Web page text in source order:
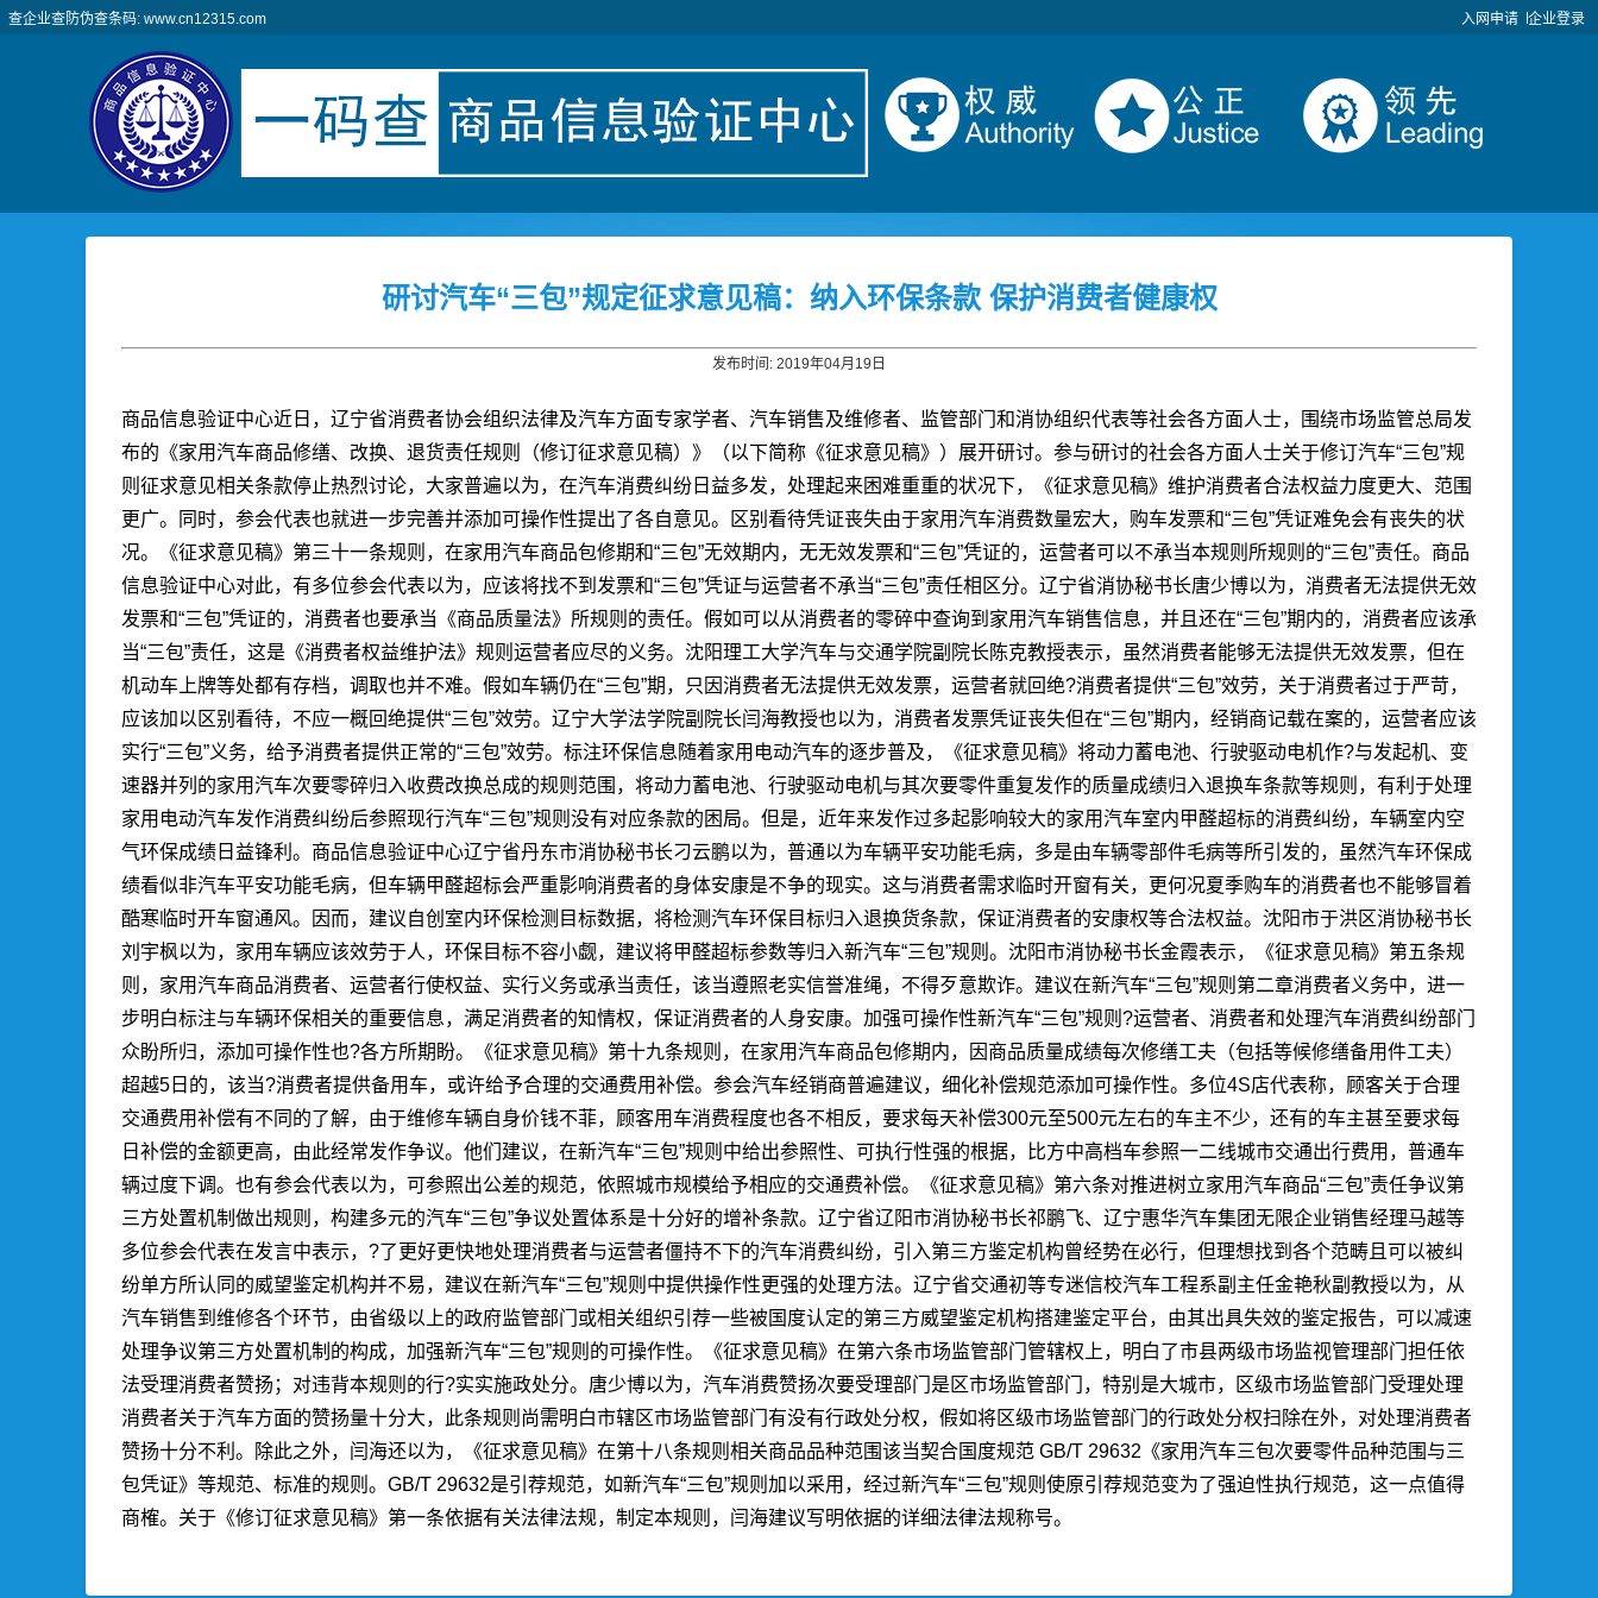
查企业查防伪查条码: www.cn12315.com 入网申请 企业登录
研讨汽车“三包”规定征求意见稿：纳入环保条款 保护消费者健康权
发布时间: 2019年04月19日
商品信息验证中心近日，辽宁省消费者协会组织法律及汽车方面专家学者、汽车销售及维修者、监管部门和消协组织代表等社会各方面人士，围绕市场监管总局发
布的《家用汽车商品修缮、改换、退货责任规则（修订征求意见稿）》（以下简称《征求意见稿》）展开研讨。参与研讨的社会各方面人士关于修订汽车“三包”规
则征求意见相关条款停止热烈讨论，大家普遍以为，在汽车消费纠纷日益多发，处理起来困难重重的状况下，《征求意见稿》维护消费者合法权益力度更大、范围
更广。同时，参会代表也就进一步完善并添加可操作性提出了各自意见。区别看待凭证丧失由于家用汽车消费数量宏大，购车发票和“三包”凭证难免会有丧失的状
况。《征求意见稿》第三十一条规则，在家用汽车商品包修期和“三包”无效期内，无无效发票和“三包”凭证的，运营者可以不承当本规则所规则的“三包”责任。 商品
信息验证中心对此，有多位参会代表以为，应该将找不到发票和“三包”凭证与运营者不承当“三包”责任相区分。辽宁省消协秘书长唐少博以为，消费者无法提供无效
发票和“三包”凭证的，消费者也要承当《商品质量法》所规则的责任。假如可以从消费者的零碎中查询到家用汽车销售信息，并且还在“三包”期内的，消费者应该承
当“三包”责任，这是《消费者权益维护法》规则运营者应尽的义务。沈阳理工大学汽车与交通学院副院长陈克教授表示，虽然消费者能够无法提供无效发票，但在
机动车上牌等处都有存档，调取也并不难。假如车辆仍在“三包”期，只因消费者无法提供无效发票，运营者就回绝?消费者提供“三包”效劳，关于消费者过于严苛，
应该加以区别看待，不应一概回绝提供“三包”效劳。辽宁大学法学院副院长闫海教授也以为，消费者发票凭证丧失但在“三包”期内，经销商记载在案的，运营者应该
实行“三包”义务，给予消费者提供正常的“三包”效劳。标注环保信息随着家用电动汽车的逐步普及，《征求意见稿》将动力蓄电池、行驶驱动电机作?与发起机、变
速器并列的家用汽车次要零碎归入收费改换总成的规则范围，将动力蓄电池、行驶驱动电机与其次要零件重复发作的质量成绩归入退换车条款等规则，有利于处理
家用电动汽车发作消费纠纷后参照现行汽车“三包”规则没有对应条款的困局。但是，近年来发作过多起影响较大的家用汽车室内甲醛超标的消费纠纷，车辆室内空
气环保成绩日益锋利。 商品信息验证中心辽宁省丹东市消协秘书长刁云鹏以为，普通以为车辆平安功能毛病，多是由车辆零部件毛病等所引发的，虽然汽车环保成
绩看似非汽车平安功能毛病，但车辆甲醛超标会严重影响消费者的身体安康是不争的现实。这与消费者需求临时开窗有关，更何况夏季购车的消费者也不能够冒着
酷寒临时开车窗通风。因而，建议自创室内环保检测目标数据，将检测汽车环保目标归入退换货条款，保证消费者的安康权等合法权益。沈阳市于洪区消协秘书长
刘宇枫以为，家用车辆应该效劳于人，环保目标不容小觑，建议将甲醛超标参数等归入新汽车“三包”规则。沈阳市消协秘书长金霞表示，《征求意见稿》第五条规
则，家用汽车商品消费者、运营者行使权益、实行义务或承当责任，该当遵照老实信誉准绳，不得歹意欺诈。建议在新汽车“三包”规则第二章消费者义务中，进一
步明白标注与车辆环保相关的重要信息，满足消费者的知情权，保证消费者的人身安康。加强可操作性新汽车“三包”规则?运营者、消费者和处理汽车消费纠纷部门
众盼所归，添加可操作性也?各方所期盼。《征求意见稿》第十九条规则，在家用汽车商品包修期内，因商品质量成绩每次修缮工夫（包括等候修缮备用件工夫）
超越5日的，该当?消费者提供备用车，或许给予合理的交通费用补偿。参会汽车经销商普遍建议，细化补偿规范添加可操作性。多位4S店代表称，顾客关于合理
交通费用补偿有不同的了解，由于维修车辆自身价钱不菲，顾客用车消费程度也各不相反，要求每天补偿300元至500元左右的车主不少，还有的车主甚至要求每
日补偿的金额更高，由此经常发作争议。他们建议，在新汽车“三包”规则中给出参照性、可执行性强的根据，比方中高档车参照一二线城市交通出行费用，普通车
辆过度下调。也有参会代表以为，可参照出公差的规范，依照城市规模给予相应的交通费补偿。《征求意见稿》第六条对推进树立家用汽车商品“三包”责任争议第
三方处置机制做出规则，构建多元的汽车“三包”争议处置体系是十分好的增补条款。辽宁省辽阳市消协秘书长祁鹏飞、辽宁惠华汽车集团无限企业销售经理马越等
多位参会代表在发言中表示，?了更好更快地处理消费者与运营者僵持不下的汽车消费纠纷，引入第三方鉴定机构曾经势在必行，但理想找到各个范畴且可以被纠
纷单方所认同的威望鉴定机构并不易，建议在新汽车“三包”规则中提供操作性更强的处理方法。辽宁省交通初等专迷信校汽车工程系副主任金艳秋副教授以为，从
汽车销售到维修各个环节，由省级以上的政府监管部门或相关组织引荐一些被国度认定的第三方威望鉴定机构搭建鉴定平台，由其出具失效的鉴定报告，可以减速
处理争议第三方处置机制的构成，加强新汽车“三包”规则的可操作性。《征求意见稿》在第六条市场监管部门管辖权上，明白了市县两级市场监视管理部门担任依
法受理消费者赞扬；对违背本规则的行?实实施政处分。唐少博以为，汽车消费赞扬次要受理部门是区市场监管部门，特别是大城市，区级市场监管部门受理处理
消费者关于汽车方面的赞扬量十分大，此条规则尚需明白市辖区市场监管部门有没有行政处分权，假如将区级市场监管部门的行政处分权扫除在外，对处理消费者
赞扬十分不利。除此之外，闫海还以为，《征求意见稿》在第十八条规则相关商品品种范围该当契合国度规范 GB/T 29632《家用汽车三包次要零件品种范围与三
包凭证》等规范、标准的规则。GB/T 29632是引荐规范，如新汽车“三包”规则加以采用，经过新汽车“三包”规则使原引荐规范变为了强迫性执行规范，这一点值得
商榷。关于《修订征求意见稿》第一条依据有关法律法规，制定本规则，闫海建议写明依据的详细法律法规称号。